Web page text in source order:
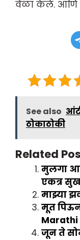
वेळा केले. आणि
See also
ठोकाठोकी
Related
मुलगा
एकत्र
माझ्या
मूत
Marathi
जून ते